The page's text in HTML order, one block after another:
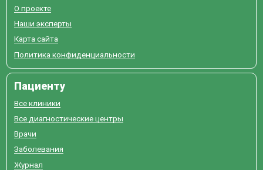
О проекте
Наши эксперты
Карта сайта
Политика конфиденциальности
Пациенту
Все клиники
Все диагностические центры
Врачи
Заболевания
Журнал